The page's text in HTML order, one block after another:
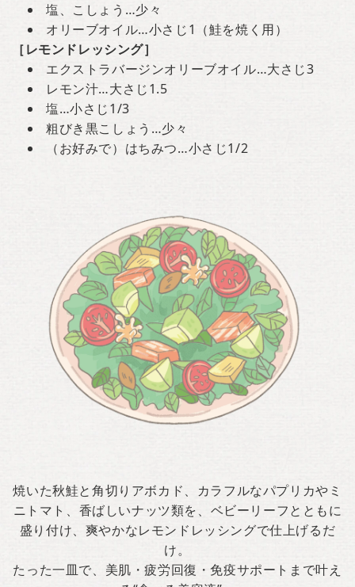
塩、こしょう…少々
オリーブオイル…小さじ1（鮭を焼く用）
［レモンドレッシング］
エクストラバージンオリーブオイル…大さじ3
レモン汁…大さじ1.5
塩…小さじ1/3
粗びき黒こしょう…少々
（お好みで）はちみつ…小さじ1/2
焼いた秋鮭と角切りアボカド、カラフルなパプリカやミ
ニトマト、香ばしいナッツ類を、ベビーリーフとともに
盛り付け、爽やかなレモンドレッシングで仕上げるだ
け。
たった一皿で、美肌・疲労回復・免疫サポートまで叶え